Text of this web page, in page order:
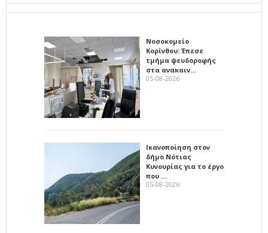
Νοσοκομείο
Κορίνθου: Έπεσε
τμήμα ψευδοροφής
στα ανακαιν…
05-08-2026
Ικανοποίηση στον
δήμο Νότιας
Κυνουρίας για το έργο
που …
05-08-2026